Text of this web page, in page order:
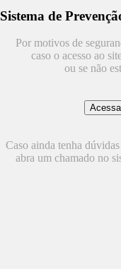
Sistema de
Por motivos de
caso o acesso ao
ou se não
Caso ainda tenha
abra um chamado no